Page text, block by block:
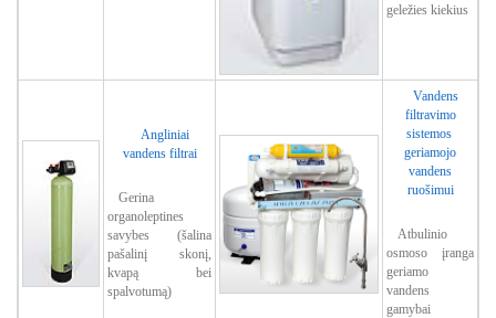
geležies kiekius
Angliniai
vandens filtrai
Gerina
organoleptines
savybes (šalina
pašalinį skonį,
kvapą bei
spalvotumą)
Vandens
filtravimo
sistemos
geriamojo
vandens
ruošimui
Atbulinio
osmoso įranga
geriamo
vandens
gamybai